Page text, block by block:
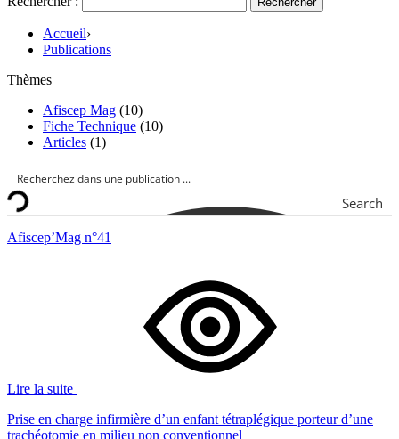
Accueil›
Publications
Thèmes
Afiscep Mag (10)
Fiche Technique (10)
Articles (1)
Search
Afiscep’Mag n°41
Lire la suite
Prise en charge infirmière d’un enfant tétraplégique porteur d’une
trachéotomie en milieu non conventionnel